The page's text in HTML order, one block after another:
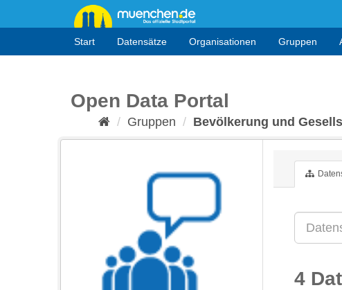
Start Datensätze Organisationen Gruppen
Open Data Portal
Gruppen Bevölkerung und
4